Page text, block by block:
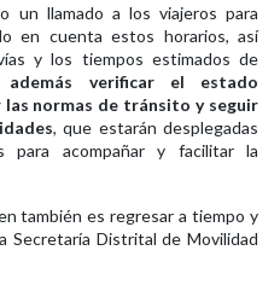
un llamado a los viajeros para
en cuenta estos horarios, así
y los tiempos estimados de
además verificar el estado
normas de tránsito y seguir
, que estarán desplegadas
para acompañar y facilitar la
también es regresar a tiempo y
Secretaría Distrital de Movilidad